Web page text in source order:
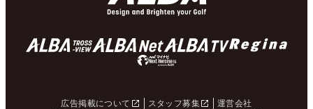
広告掲載について スタッフ募集
運営会社